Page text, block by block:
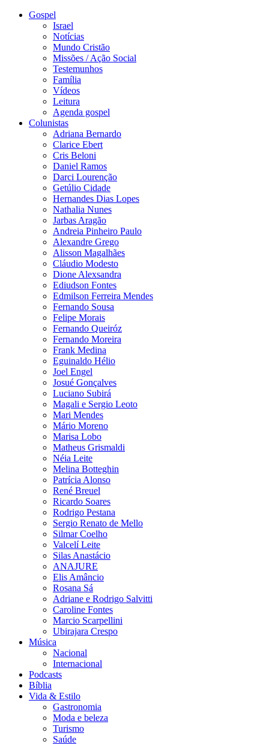
Gospel
Israel
Notícias
Mundo Cristão
Missões / Ação Social
Testemunhos
Família
Vídeos
Leitura
Agenda gospel
Colunistas
Adriana Bernardo
Clarice Ebert
Cris Beloni
Daniel Ramos
Darci Lourenção
Getúlio Cidade
Hernandes Dias Lopes
Nathalia Nunes
Jarbas Aragão
Andreia Pinheiro Paulo
Alexandre Grego
Alisson Magalhães
Cláudio Modesto
Dione Alexsandra
Ediudson Fontes
Edmilson Ferreira Mendes
Fernando Sousa
Felipe Morais
Fernando Queiróz
Fernando Moreira
Frank Medina
Eguinaldo Hélio
Joel Engel
Josué Gonçalves
Luciano Subirá
Magali e Sergio Leoto
Mari Mendes
Mário Moreno
Marisa Lobo
Matheus Grismaldi
Néia Leite
Melina Botteghin
Patrícia Alonso
René Breuel
Ricardo Soares
Rodrigo Pestana
Sergio Renato de Mello
Silmar Coelho
Valcelí Leite
Silas Anastácio
ANAJURE
Elis Amâncio
Rosana Sá
Adriane e Rodrigo Salvitti
Caroline Fontes
Marcio Scarpellini
Ubirajara Crespo
Música
Nacional
Internacional
Podcasts
Bíblia
Vida & Estilo
Gastronomia
Moda e beleza
Turismo
Saúde